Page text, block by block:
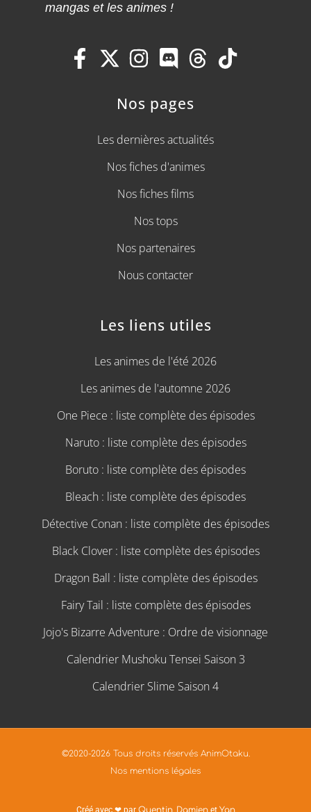
mangas et les animes !
Nos pages
Les dernières actualités
Nos fiches d'animes
Nos fiches films
Nos tops
Nos partenaires
Nous contacter
Les liens utiles
Les animes de l'été 2026
Les animes de l'automne 2026
One Piece : liste complète des épisodes
Naruto : liste complète des épisodes
Boruto : liste complète des épisodes
Bleach : liste complète des épisodes
Détective Conan : liste complète des épisodes
Black Clover : liste complète des épisodes
Dragon Ball : liste complète des épisodes
Fairy Tail : liste complète des épisodes
Jojo's Bizarre Adventure : Ordre de visionnage
Calendrier Mushoku Tensei Saison 3
Calendrier Slime Saison 4
©2020-2026 Tous droits réservés AnimOtaku.
Nos mentions légales
Créé avec ❤ par Quentin, Damienet Yan